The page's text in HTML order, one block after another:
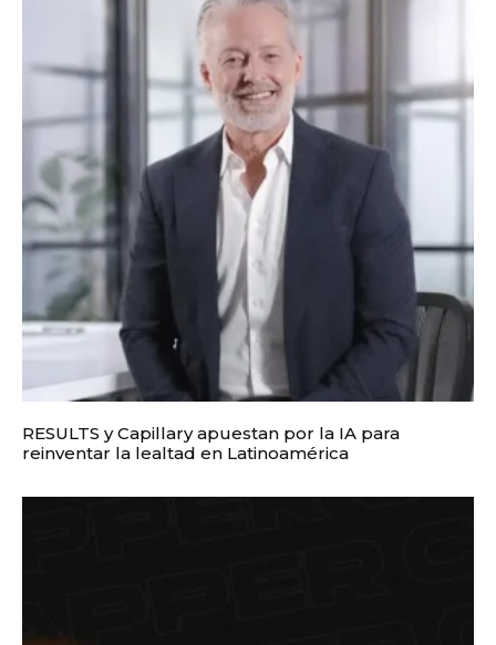
RESULTS y Capillary apuestan por la IA para
reinventar la lealtad en Latinoamérica